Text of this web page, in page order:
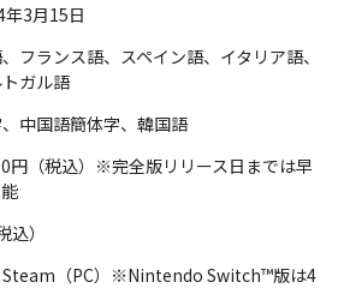
3月15日
フランス語、スペイン語、イタリア語、
ガル語
語簡体字、韓国語
円（税込）※完全版リリース日までは早
）
Steam（PC）※Nintendo Switch™版は4